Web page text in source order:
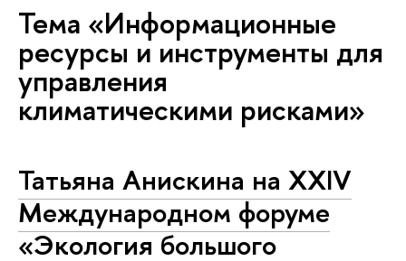
Тема «Информационные
ресурсы и инструменты для
управления
климатическими рисками»
Татьяна Анискина на XXIV
Международном форуме
«Экология большого